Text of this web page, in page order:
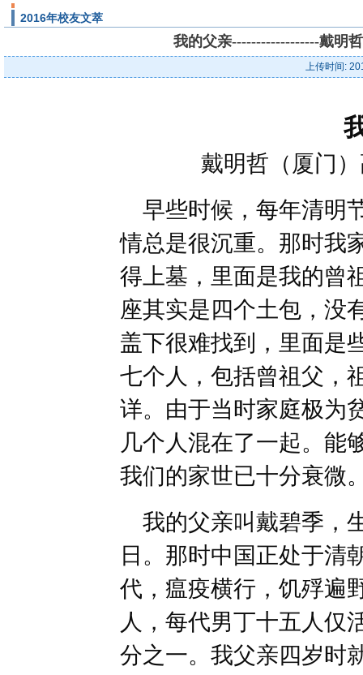
2016年校友文萃
我的父亲------------------戴明
上传时间:
戴明哲（厦门
早些时候，每年清明
情总是很沉重。那时我
得上墓，里面是我的曾
座其实是四个土包，没
盖下很难找到，里面是
七个人，包括曾祖父，
详。由于当时家庭极为
几个人混在了一起。能
我们的家世已十分衰微
我的父亲叫戴碧季，
日。那时中国正处于清
代，瘟疫横行，饥殍遍
人，每代男丁十五人仅
分之一。我父亲四岁时